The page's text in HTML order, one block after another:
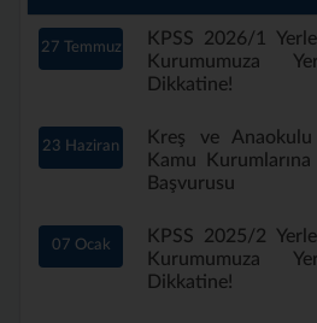
27 Temmuz
KPSS 2026/1
Kurumumuza
Dikkatine!
23 Haziran
Kreş ve
Kamu
Başvurusu
07 Ocak
KPSS 2025/2
Kurumumuza
Dikkatine!